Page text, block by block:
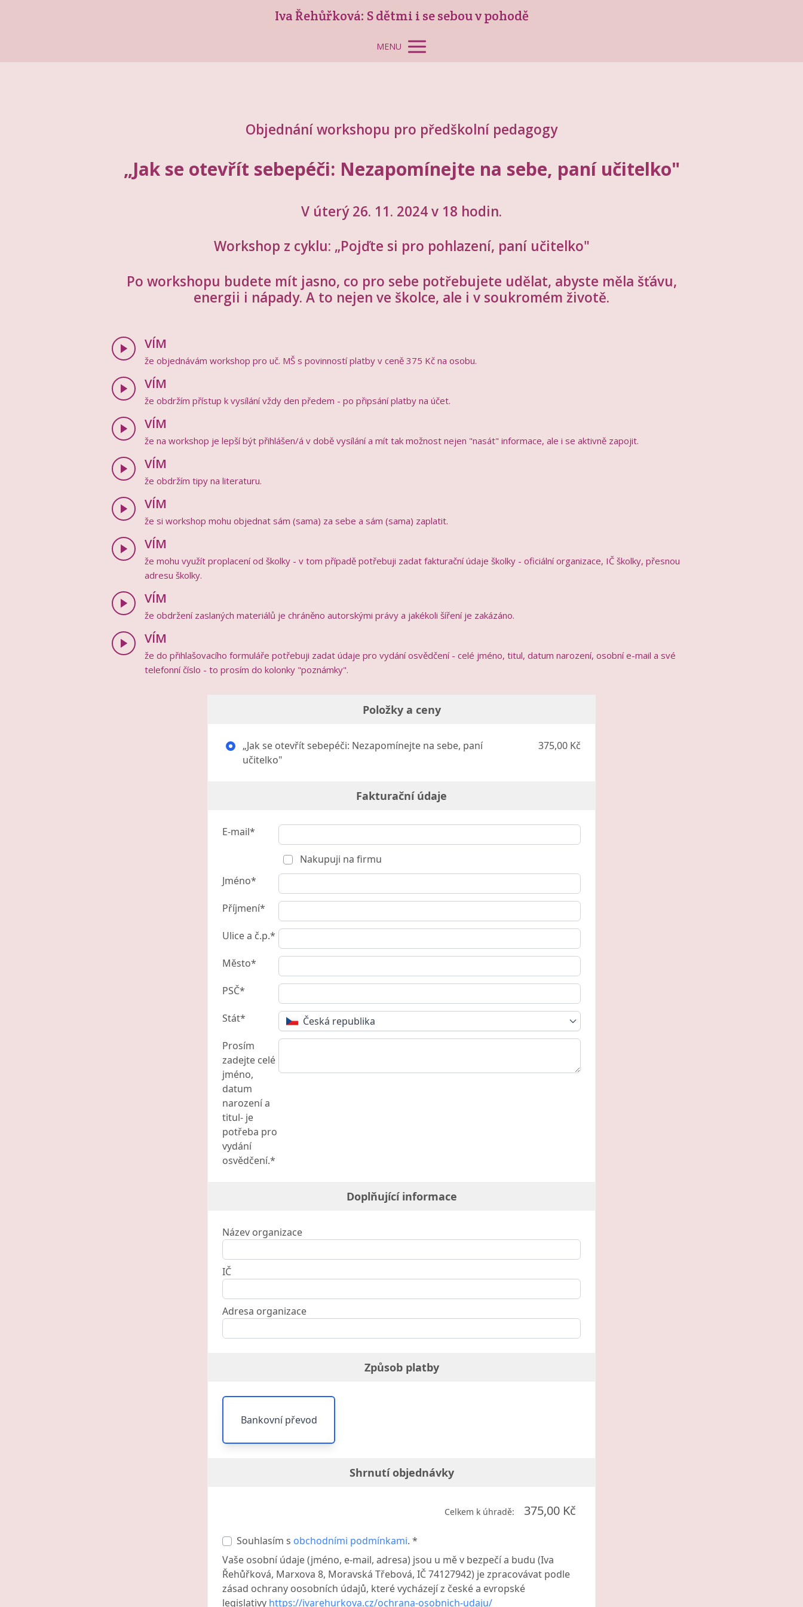
Iva Řehůřková: S dětmi i se sebou v pohodě
MENU
Objednání workshopu pro předškolní pedagogy
„Jak se otevřít sebepéči: Nezapomínejte na sebe, paní učitelko"
V úterý 26. 11. 2024 v 18 hodin.
Workshop z cyklu: „Pojďte si pro pohlazení, paní učitelko"
Po workshopu budete mít jasno, co pro sebe potřebujete udělat, abyste měla šťávu,
energii i nápady. A to nejen ve školce, ale i v soukromém životě.
VÍM
že objednávám workshop pro uč. MŠ s povinností platby v ceně 375 Kč na osobu.
VÍM
že obdržím přístup k vysílání vždy den předem - po připsání platby na účet.
VÍM
že na workshop je lepší být přihlášen/á v době vysílání a mít tak možnost nejen "nasát" informace, ale i se aktivně zapojit.
VÍM
že obdržím tipy na literaturu.
VÍM
že si workshop mohu objednat sám (sama) za sebe a sám (sama) zaplatit.
VÍM
že mohu využít proplacení od školky - v tom případě potřebuji zadat fakturační údaje školky - oficiální organizace, IČ školky, přesnou
adresu školky.
VÍM
že obdržení zaslaných materiálů je chráněno autorskými právy a jakékoli šíření je zakázáno.
VÍM
že do přihlašovacího formuláře potřebuji zadat údaje pro vydání osvědčení - celé jméno, titul, datum narození, osobní e-mail a své
telefonní číslo - to prosím do kolonky "poznámky".
Položky a ceny
„Jak se otevřít sebepéči: Nezapomínejte na sebe, paní
učitelko"
375,00 Kč
Fakturační údaje
E-mail*
Nakupuji na firmu
Jméno*
Příjmení*
Ulice a č.p.*
Město*
PSČ*
Stát*
Česká republika
Prosím
zadejte celé
jméno,
datum
narození a
titul- je
potřeba pro
vydání
osvědčení.*
Doplňující informace
Název organizace
IČ
Adresa organizace
Způsob platby
Bankovní převod
Shrnutí objednávky
Celkem k úhradě: 375,00 Kč
Souhlasím s obchodními podmínkami. *
Vaše osobní údaje (jméno, e-mail, adresa) jsou u mě v bezpečí a budu (Iva
Řehůřková, Marxova 8, Moravská Třebová, IČ 74127942) je zpracovávat podle
zásad ochrany oosobních údajů, které vycházejí z české a evropské
legislativy https://ivarehurkova.cz/ochrana-osobnich-udaju/